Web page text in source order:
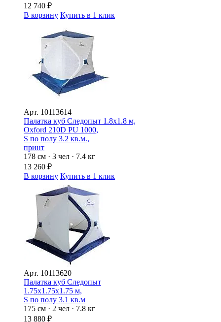
12 740 ₽
В корзину Купить в 1 клик
Арт. 10113614
Палатка куб Следопыт 1.8х1.8 м,
Oxford 210D PU 1000,
S по полу 3.2 кв.м.,
принт
178 см · 3 чел · 7.4 кг
13 260 ₽
В корзину Купить в 1 клик
Арт. 10113620
Палатка куб Следопыт
1.75х1.75х1.75 м,
S по полу 3.1 кв.м
175 см · 2 чел · 7.8 кг
13 880 ₽